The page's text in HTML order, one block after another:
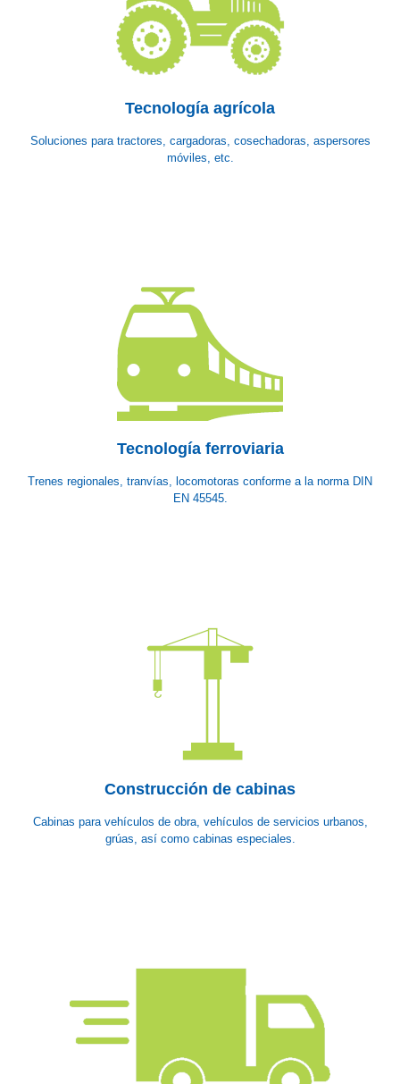
Tecnología agrícola
Soluciones para tractores, cargadoras, cosechadoras, aspersores
móviles, etc.
Tecnología ferroviaria
Trenes regionales, tranvías, locomotoras conforme a la norma DIN
EN 45545.
Construcción de cabinas
Cabinas para vehículos de obra, vehículos de servicios urbanos,
grúas, así como cabinas especiales.